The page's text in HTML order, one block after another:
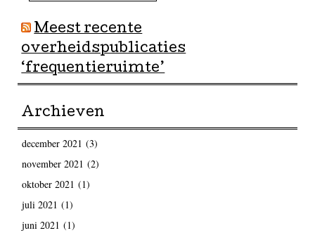
Meest recente
overheidspublicaties
‘frequentieruimte’
Archieven
december 2021 (3)
november 2021 (2)
oktober 2021 (1)
juli 2021 (1)
juni 2021 (1)